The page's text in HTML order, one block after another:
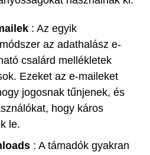
: Az egyik
az adathalász e-
csalárd mellékletek
Ezeket az e-maileket
jogosnak tűnjenek, és
hogy káros
le.
: A támadók gyakran